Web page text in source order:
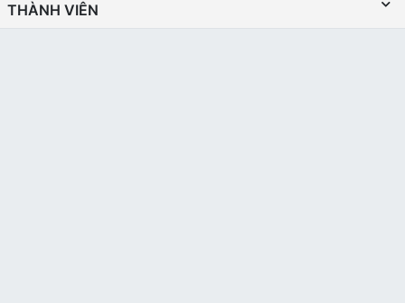
THÀNH VIÊN